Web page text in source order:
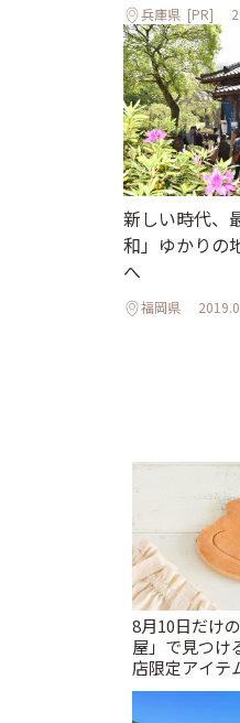
ぽ兵庫県 [PR]
新しい時代、
和」ゆかりの
へ
福岡県
8月10日だけ
屋」で見つけ
店限定アイテ